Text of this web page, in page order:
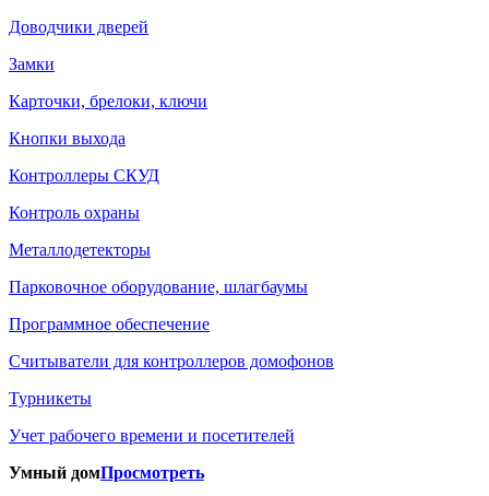
Доводчики дверей
Замки
Карточки, брелоки, ключи
Кнопки выхода
Контроллеры СКУД
Контроль охраны
Металлодетекторы
Парковочное оборудование, шлагбаумы
Программное обеспечение
Считыватели для контроллеров домофонов
Турникеты
Учет рабочего времени и посетителей
Умный домПросмотреть